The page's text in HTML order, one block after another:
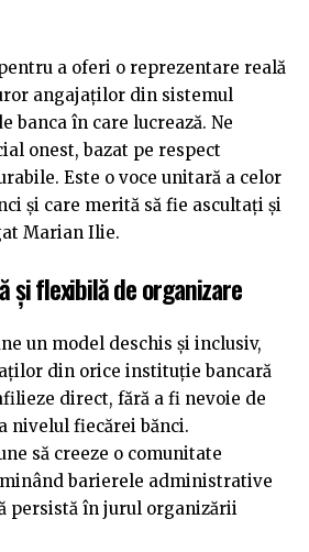
a oferi o reprezentare reală
angajaților din sistemul
banca în care lucrează. Ne
onest, bazat pe respect
Este o voce unitară a celor
și care merită să fie ascultați și
Marian Ilie.
și flexibilă de organizare
un model deschis și inclusiv,
din orice instituție bancară
direct, fără a fi nevoie de
nivelul fiecărei bănci.
să creeze o comunitate
barierele administrative
persistă în jurul organizării